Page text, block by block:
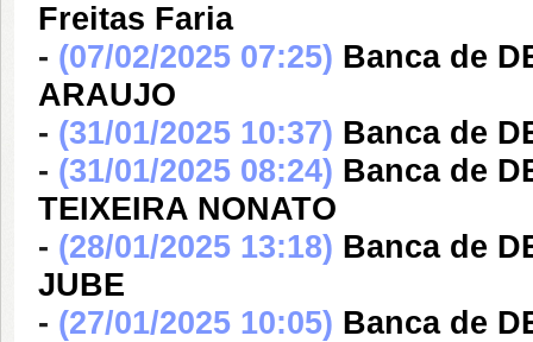
Freitas Faria
- (07/02/2025 07:25) Banca de
ARAUJO
- (31/01/2025 10:37) Banca de
- (31/01/2025 08:24) Banca de
TEIXEIRA NONATO
- (28/01/2025 13:18) Banca de
JUBE
- (27/01/2025 10:05) Banca de